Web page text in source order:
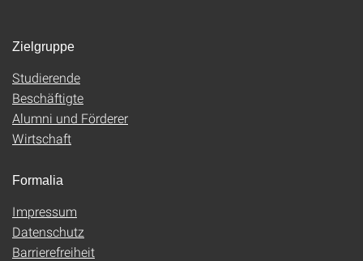
Zielgruppe
Studierende
Beschäftigte
Alumni und Förderer
Wirtschaft
Formalia
Impressum
Datenschutz
Barrierefreiheit